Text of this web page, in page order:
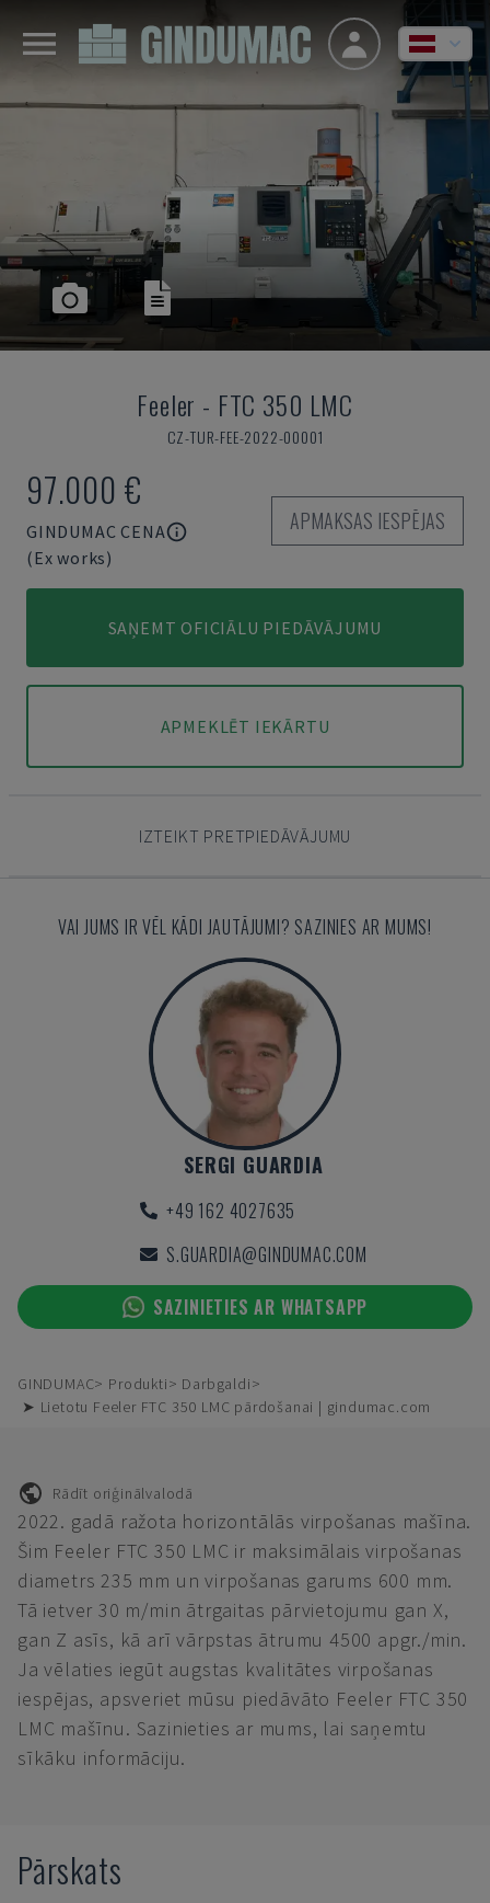
Feeler - FTC 350 LMC
CZ-TUR-FEE-2022-00001
97.000 €
GINDUMAC CENA
(Ex works)
APMAKSAS IESPĒJAS
SAŅEMT OFICIĀLU PIEDĀVĀJUMU
APMEKLĒT IEKĀRTU
IZTEIKT PRETPIEDĀVĀJUMU
VAI JUMS IR VĒL KĀDI JAUTĀJUMI? SAZINIES AR MUMS!
SERGI GUARDIA
+49 162 4027635
S.GUARDIA@GINDUMAC.COM
SAZINIETIES AR WHATSAPP
GINDUMAC Produkti
Darbgaldi
➤ Lietotu Feeler FTC 350 LMC pārdošanai | gindumac.com
Rādīt oriģinālvalodā
2022. gadā ražota horizontālās virpošanas mašīna.
Šim Feeler FTC 350 LMC ir maksimālais virpošanas
diametrs 235 mm un virpošanas garums 600 mm.
Tā ietver 30 m/min ātrgaitas pārvietojumu gan X,
gan Z asīs, kā arī vārpstas ātrumu 4500 apgr./min.
Ja vēlaties iegūt augstas kvalitātes virpošanas
iespējas, apsveriet mūsu piedāvāto Feeler FTC 350
LMC mašīnu. Sazinieties ar mums, lai saņemtu
sīkāku informāciju.
Pārskats